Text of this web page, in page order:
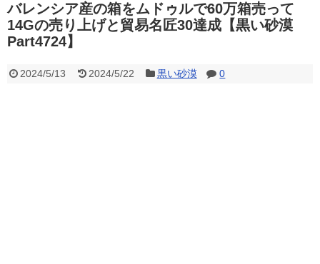
バレンシア産の箱をムドゥルで60万箱売って
14Gの売り上げと貿易名匠30達成【黒い砂漠
Part4724】
2024/5/13 2024/5/22 黒い砂漠 0